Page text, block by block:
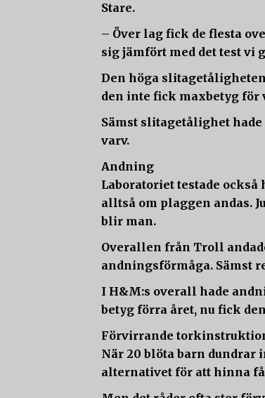
Stare.
– Över lag fick de flesta
sig jämfört med det test vi
Den höga
den inte fick maxbetyg för
Sämst slitagetålighet
varv.
Andning
Laboratoriet testade
alltså om plaggen andas.
blir man.
Overallen från Troll
andningsförmåga. Sämst
I H&M:s overall hade
betyg förra året, nu fick den
Förvirrande
När 20 blöta barn dundrar
alternativet för att hinna